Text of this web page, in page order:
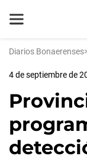
Diarios Bonaerenses
4 de septiembre de